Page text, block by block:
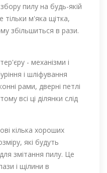
пилу на будь-якій
тільки м'яка щітка,
збільшиться в рази.
- механізми і
і шліфування
рами, дверні петлі
всі ці ділянки слід
кілька хороших
які будуть
змітання пилу. Це
і щілини в